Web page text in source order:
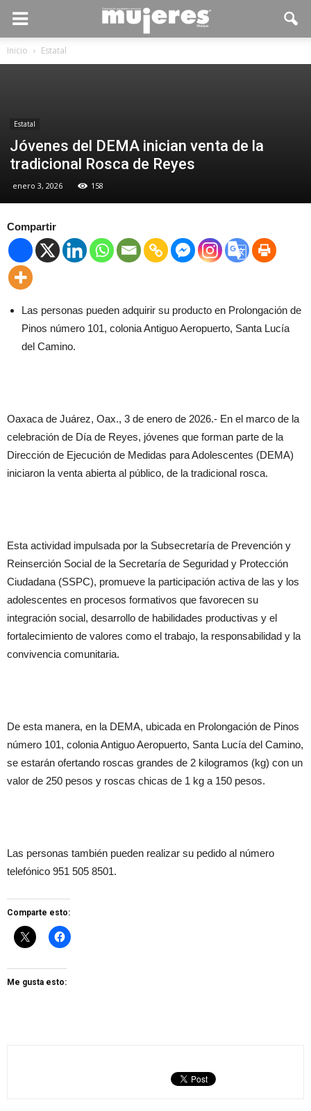
Inicio Estatal
Estatal
Jóvenes del DEMA inician venta de la
tradicional Rosca de Reyes
enero 3, 2026 158
Compartir
Las personas pueden adquirir su producto en Prolongación de
Pinos número 101, colonia Antiguo Aeropuerto, Santa Lucía
del Camino.
Oaxaca de Juárez, Oax., 3 de enero de 2026.- En el marco de la
celebración de Día de Reyes, jóvenes que forman parte de la
Dirección de Ejecución de Medidas para Adolescentes (DEMA)
iniciaron la venta abierta al público, de la tradicional rosca.
Esta actividad impulsada por la Subsecretaría de Prevención y
Reinserción Social de la Secretaría de Seguridad y Protección
Ciudadana (SSPC), promueve la participación activa de las y los
adolescentes en procesos formativos que favorecen su
integración social, desarrollo de habilidades productivas y el
fortalecimiento de valores como el trabajo, la responsabilidad y la
convivencia comunitaria.
De esta manera, en la DEMA, ubicada en Prolongación de Pinos
número 101, colonia Antiguo Aeropuerto, Santa Lucía del Camino,
se estarán ofertando roscas grandes de 2 kilogramos (kg) con un
valor de 250 pesos y roscas chicas de 1 kg a 150 pesos.
Las personas también pueden realizar su pedido al número
telefónico 951 505 8501.
Comparte esto:
Me gusta esto: